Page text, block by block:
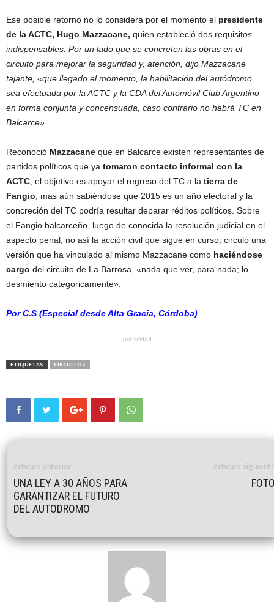
Ese posible retorno no lo considera por el momento el presidente
de la ACTC, Hugo Mazzacane, quien estableció dos requisitos
indispensables. Por un lado que se concreten las obras en el
circuito para mejorar la seguridad y, atención, dijo Mazzacane
tajante, «que llegado el momento, la habilitación del autódromo
sea efectuada por la ACTC y la CDA del Automóvil Club Argentino
en forma conjunta y concensuada, caso contrario no habrá TC en
Balcarce».
Reconoció Mazzacane que en Balcarce existen representantes de
partidos políticos que ya tomaron contacto informal con la
ACTC , el objetivo es apoyar el regreso del TC a la tierra de
Fangio , más aún sabiéndose que 2015 es un año electoral y la
concreción del TC podría resultar deparar réditos políticos. Sobre
el Fangio balcarceño, luego de conocida la resolución judicial en el
aspecto penal, no así la acción civil que sigue en curso, circuló una
versión que ha vinculado al mismo Mazzacane como haciéndose
cargo del circuito de La Barrosa, «nada que ver, para nada; lo
desmiento categoricamente».
Por C.S (Especial desde Alta Gracia, Córdoba)
publicidad
ETIQUETAS CIRCUITOS
Artículo anterior
UNA LEY A 30 AÑOS PARA
GARANTIZAR EL FUTURO
DEL AUTODROMO
Artículo